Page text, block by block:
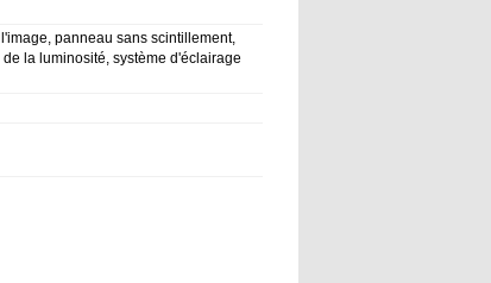
panneau sans scintillement,
la luminosité, système d'éclairage